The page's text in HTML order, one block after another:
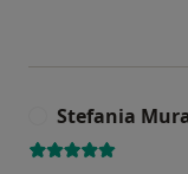
Stefania